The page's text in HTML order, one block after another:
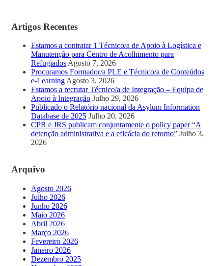
Artigos Recentes
Estamos a contratar 1 Técnico/a de Apoio à Logística e
Manutenção para Centro de Acolhimento para
Refugiados Agosto 7, 2026
Procuramos Formador/a PLE e Técnico/a de Conteúdos
e-Learning Agosto 3, 2026
Estamos a recrutar Técnico/a de Integração – Equipa de
Apoio à Integração Julho 29, 2026
Publicado o Relatório nacional da Asylum Information
Database de 2025 Julho 20, 2026
CPR e JRS publicam conjuntamente o policy paper “A
detenção administrativa e a eficácia do retorno” Julho 3,
2026
Arquivo
Agosto 2026
Julho 2026
Junho 2026
Maio 2026
Abril 2026
Março 2026
Fevereiro 2026
Janeiro 2026
Dezembro 2025